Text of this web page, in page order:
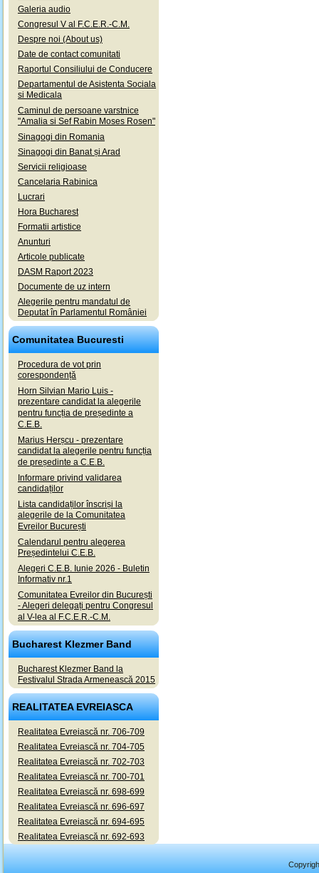
Galeria audio
Congresul V al F.C.E.R.-C.M.
Despre noi (About us)
Date de contact comunitati
Raportul Consiliului de Conducere
Departamentul de Asistenta Sociala
si Medicala
Caminul de persoane varstnice
"Amalia si Sef Rabin Moses Rosen"
Sinagogi din Romania
Sinagogi din Banat și Arad
Servicii religioase
Cancelaria Rabinica
Lucrari
Hora Bucharest
Formatii artistice
Anunturi
Articole publicate
DASM Raport 2023
Documente de uz intern
Alegerile pentru mandatul de
Deputat în Parlamentul României
Comunitatea Bucuresti
Procedura de vot prin
corespondență
Horn Silvian Mario Luis -
prezentare candidat la alegerile
pentru funcția de președinte a
C.E.B.
Marius Herșcu - prezentare
candidat la alegerile pentru funcția
de președinte a C.E.B.
Informare privind validarea
candidaților
Lista candidaților înscriși la
alegerile de la Comunitatea
Evreilor București
Calendarul pentru alegerea
Președintelui C.E.B.
Alegeri C.E.B. Iunie 2026 - Buletin
Informativ nr.1
Comunitatea Evreilor din București
- Alegeri delegați pentru Congresul
al V-lea al F.C.E.R.-C.M.
Bucharest Klezmer Band
Bucharest Klezmer Band la
Festivalul Strada Armenească 2015
REALITATEA EVREIASCA
Realitatea Evreiască nr. 706-709
Realitatea Evreiască nr. 704-705
Realitatea Evreiască nr. 702-703
Realitatea Evreiască nr. 700-701
Realitatea Evreiască nr. 698-699
Realitatea Evreiască nr. 696-697
Realitatea Evreiască nr. 694-695
Realitatea Evreiască nr. 692-693